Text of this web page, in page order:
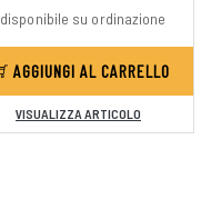
disponibile su ordinazione
AGGIUNGI AL CARRELLO
VISUALIZZA ARTICOLO